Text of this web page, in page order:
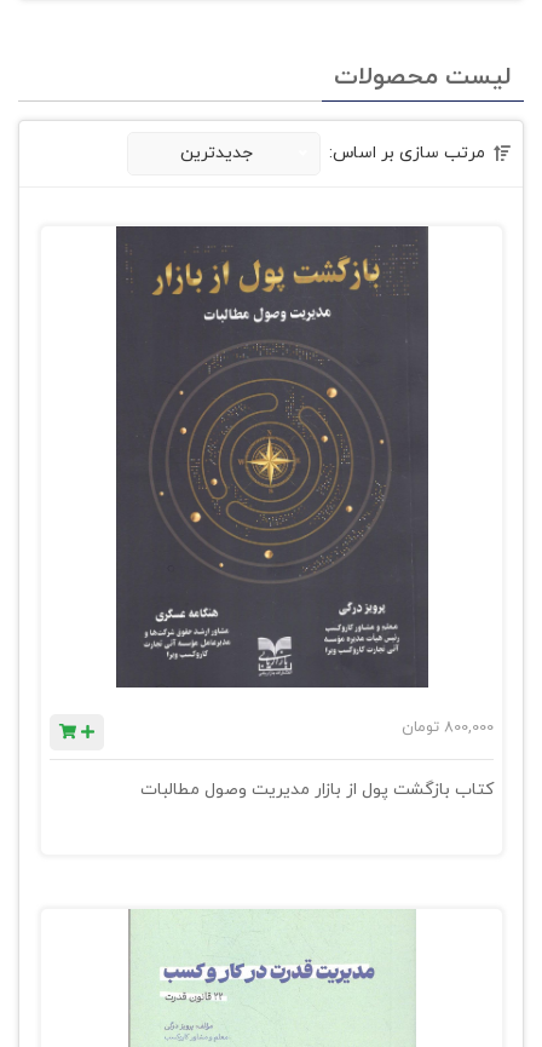
لیست محصولات
مرتب سازی بر اساس: جدیدترین
800,000 تومان
کتاب بازگشت پول از بازار مدیریت وصول مطالبات